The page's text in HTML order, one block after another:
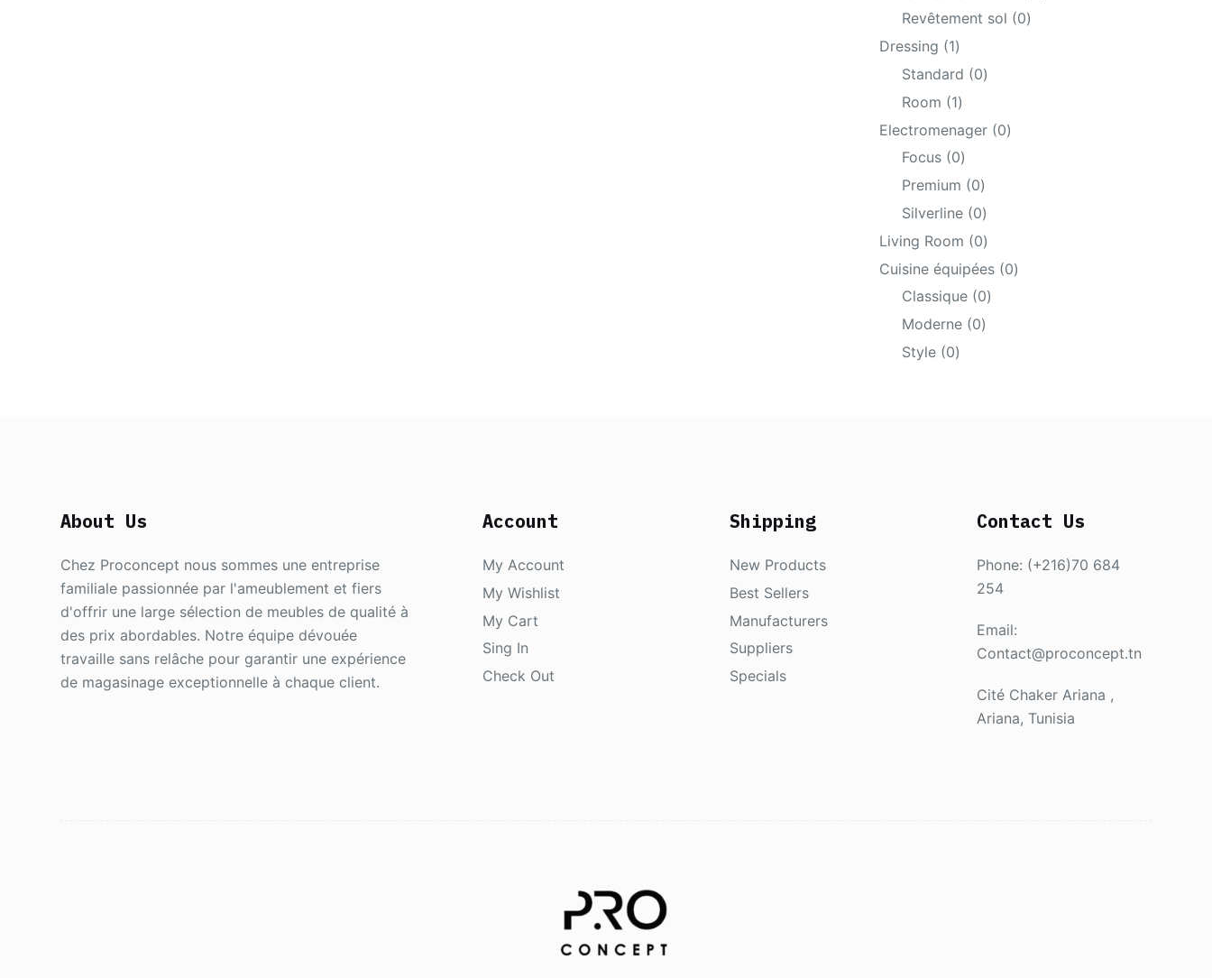
Revêtement sol 00
Dressing 11
product
Standard 00
Room 11
product
Electromenager 00
Focus 00
products
Premium 00
products
Silverline 00
products
Living Room 00
products
Cuisine équipées 00
Classique 00
Moderne 00
Style 00
About Us
Chez Proconcept nous sommes une entreprise
familiale passionnée par l'ameublement et fiers
d'offrir une large sélection de meubles de qualité à
des prix abordables. Notre équipe dévouée
travaille sans relâche pour garantir une expérience
de magasinage exceptionnelle à chaque client.
Account
My Account
My Wishlist
My Cart
Sing In
Check Out
Shipping
New Products
Best Sellers
Manufacturers
Suppliers
Specials
Contact Us
Phone: (+216)70 684
254
Email:
Contact@proconcept.tn
Cité Chaker Ariana ,
Ariana, Tunisia